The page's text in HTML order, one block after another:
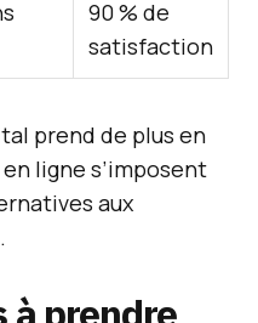
90 % de
satisfaction
prend de plus en
ligne s’imposent
aux